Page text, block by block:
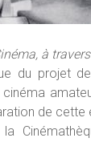
à
du projet
de cette